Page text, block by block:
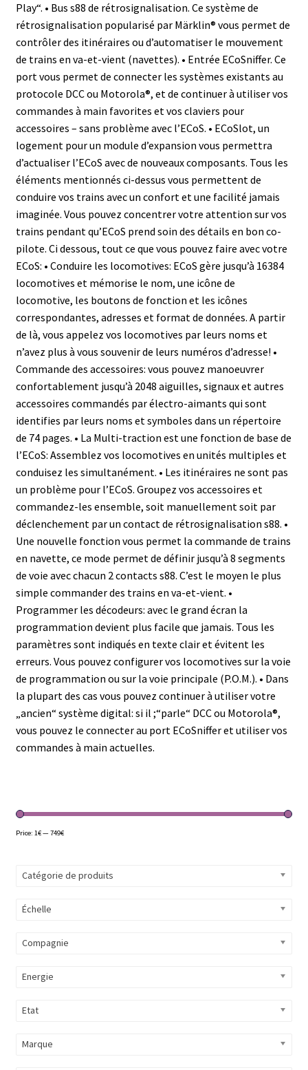
Play“. • Bus s88 de rétrosignalisation. Ce système de
rétrosignalisation popularisé par Märklin® vous permet de
contrôler des itinéraires ou d’automatiser le mouvement
de trains en va-et-vient (navettes). • Entrée ECoSniffer. Ce
port vous permet de connecter les systèmes existants au
protocole DCC ou Motorola®, et de continuer à utiliser vos
commandes à main favorites et vos claviers pour
accessoires – sans problème avec l’ECoS. • ECoSlot, un
logement pour un module d’expansion vous permettra
d’actualiser l’ECoS avec de nouveaux composants. Tous les
éléments mentionnés ci-dessus vous permettent de
conduire vos trains avec un confort et une facilité jamais
imaginée. Vous pouvez concentrer votre attention sur vos
trains pendant qu’ECoS prend soin des détails en bon co-
pilote. Ci dessous, tout ce que vous pouvez faire avec votre
ECoS: • Conduire les locomotives: ECoS gère jusqu’à 16384
locomotives et mémorise le nom, une icône de
locomotive, les boutons de fonction et les icônes
correspondantes, adresses et format de données. A partir
de là, vous appelez vos locomotives par leurs noms et
n’avez plus à vous souvenir de leurs numéros d’adresse! •
Commande des accessoires: vous pouvez manoeuvrer
confortablement jusqu’à 2048 aiguilles, signaux et autres
accessoires commandés par électro-aimants qui sont
identifies par leurs noms et symboles dans un répertoire
de 74 pages. • La Multi-traction est une fonction de base de
l’ECoS: Assemblez vos locomotives en unités multiples et
conduisez les simultanément. • Les itinéraires ne sont pas
un problème pour l’ECoS. Groupez vos accessoires et
commandez-les ensemble, soit manuellement soit par
déclenchement par un contact de rétrosignalisation s88. •
Une nouvelle fonction vous permet la commande de trains
en navette, ce mode permet de définir jusqu’à 8 segments
de voie avec chacun 2 contacts s88. C’est le moyen le plus
simple commander des trains en va-et-vient. •
Programmer les décodeurs: avec le grand écran la
programmation devient plus facile que jamais. Tous les
paramètres sont indiqués en texte clair et évitent les
erreurs. Vous pouvez configurer vos locomotives sur la voie
de programmation ou sur la voie principale (P.O.M.). • Dans
la plupart des cas vous pouvez continuer à utiliser votre
„ancien“ système digital: si il ;“parle“ DCC ou Motorola®,
vous pouvez le connecter au port ECoSniffer et utiliser vos
commandes à main actuelles.
Price: 1€—749€
Catégorie de produits
Échelle
Compagnie
Energie
Etat
Marque